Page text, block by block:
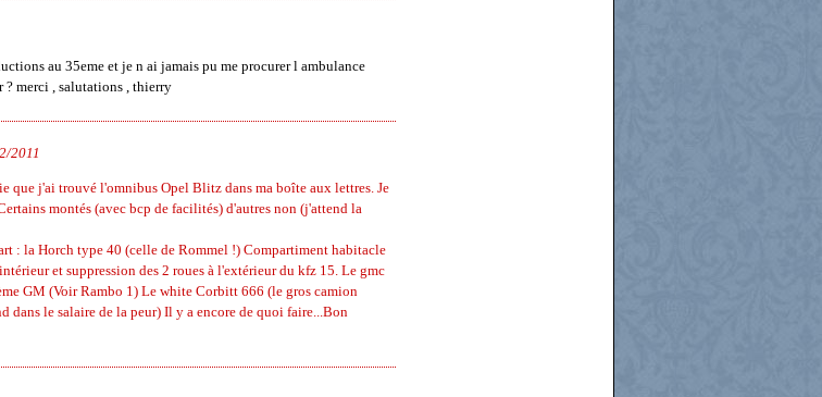
au 35eme et je n ai jamais pu me procurer l ambulance
merci , salutations , thierry
2011
que j'ai trouvé l'omnibus Opel Blitz dans ma boîte aux lettres. Je
montés (avec bcp de facilités) d'autres non (j'attend la
: la Horch type 40 (celle de Rommel !) Compartiment habitacle
et suppression des 2 roues à l'extérieur du kfz 15. Le gmc
GM (Voir Rambo 1) Le white Corbitt 666 (le gros camion
dans le salaire de la peur) Il y a encore de quoi faire...Bon